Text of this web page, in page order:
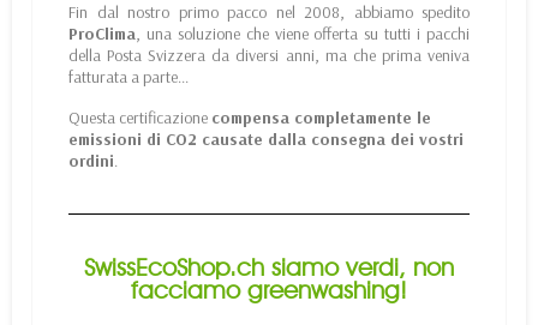
Fin dal nostro primo pacco nel 2008, abbiamo spedito
ProClima, una soluzione che viene offerta su tutti i pacchi
della Posta Svizzera da diversi anni, ma che prima veniva
fatturata a parte...
Questa certificazione compensa completamente le
emissioni di CO2 causate dalla consegna dei vostri
ordini.
SwissEcoShop.ch siamo verdi, non
facciamo greenwashing!